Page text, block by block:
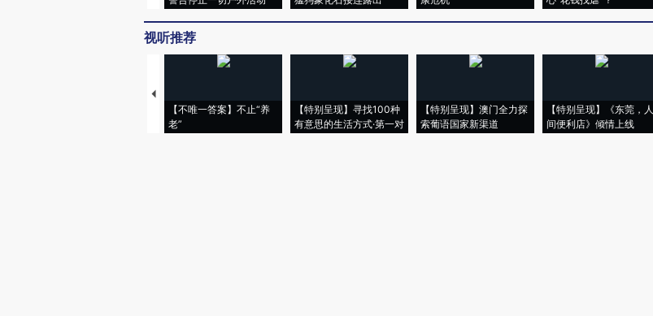
视听推荐
【不唯一答案】不止“养
老”
【特别呈现】寻找100种
有意思的生活方式·第一对
【特别呈现】澳门全力探
索葡语国家新渠道
【特别呈现】《东莞，人
间便利店》倾情上线